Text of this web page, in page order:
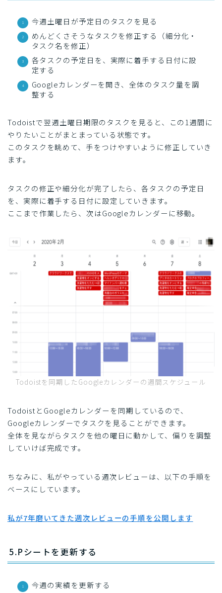
今週土曜日が予定日のタスクを見る
めんどくさそうなタスクを修正する（細分化・
タスク名を修正）
各タスクの予定日を、実際に着手する日付に設
定する
Googleカレンダーを開き、全体のタスク量を調
整する
Todoistで翌週土曜日期限のタスクを見ると、この1週間に
やりたいことがまとまっている状態です。
このタスクを眺めて、手をつけやすいように修正していき
ます。
タスクの修正や細分化が完了したら、各タスクの予定日
を、実際に着手する日付に設定していきます。
ここまで作業したら、次はGoogleカレンダーに移動。
Todoistを同期したGoogleカレンダーの週間スケジュール
TodoistとGoogleカレンダーを同期しているので、
Googleカレンダーでタスクを見ることができます。
全体を見ながらタスクを他の曜日に動かして、偏りを調整
していけば完成です。
ちなみに、私がやっている週次レビューは、以下の手順を
ベースにしています。
私が7年磨いてきた週次レビューの手順を公開します
5.Pシートを更新する
今週の実績を更新する